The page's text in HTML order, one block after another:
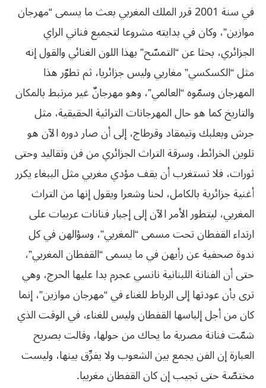
في سنة 2001 قرر الملك المغربي بعث ما يسمى “مهرجان
موازين”، وكان في بدايته مشروعا لتجميع فناني الراي
الجزائري، بحثا عن “التمسّح” بهذا اللون الغنائي والقول إنه
مثل “الكسكسي” مغاربي وليس جزائريا، ثم تطوّر هذا
المهرجان وسمّوه “العالمي”، وهو مهرجانٌ غير مرتبط بالمكان
والتاريخ كما هو حال المهرجانات التراثية الحقيقية، مثل
جرش وبعلبك وتيمقاد وقرطاج، إلى أن صار دوره الآن هو
تلوين الخرائط، وسرقة التراث الجزائري من فن وتقاليد وحتى
ثورات، فلا تستغرب أن يقف مؤدي مغربي مثل الببغاء يكرر
أغنية جزائرية بالكامل، لحنا وشعرا ويقول إنها من التراث
المغربي، ليتطور الأمر الآن إلى إجبار فنانات عربيات على
ارتداء القفطان تحت مسمى “المغربي”، وسؤالهن في كل
ندوة صحفية عن رأيهن في ما يسمى “القفطان المغربي”،
حتى أن الفنانة اللبنانية نانسي عجرم بدا عليها الحرج، وهي
ترى بأن عودتها إلى الرباط للغناء في “مهرجان موازين”، إنما
كان من أجل إلباسها القفطان وليس للغناء، في الوقت الذي
شمّت فنانة مصرية ما يحاك من حولها، وقالت بصريح
العبارة إن الفن يجمع بين الشعوب ولا يفرِّق بينها، وليست
مختصّة حتى تجيب إن كان القفطان مغربيا.